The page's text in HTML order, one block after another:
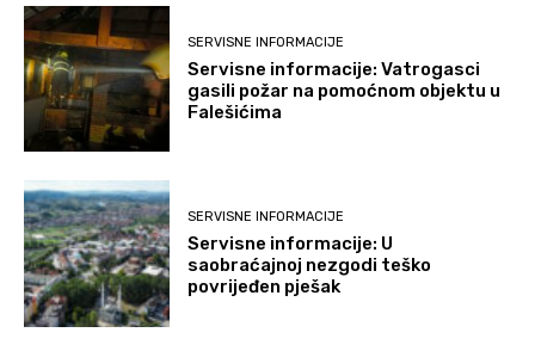
SERVISNE INFORMACIJE
Servisne informacije: Vatrogasci
gasili požar na pomoćnom objektu u
Falešićima
SERVISNE INFORMACIJE
Servisne informacije: U
saobraćajnoj nezgodi teško
povrijeđen pješak